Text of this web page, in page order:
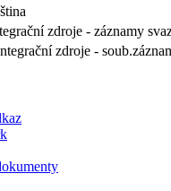
zdroje - záznamy
zdroje -